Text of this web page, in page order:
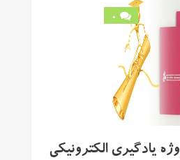
0
یادگیری الکترونیکی